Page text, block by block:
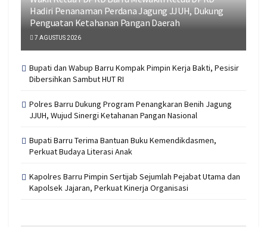
Hadiri Penanaman Perdana Jagung JJUH, Dukung
Penguatan Ketahanan Pangan Daerah
7 AGUSTUS 2026
Bupati dan Wabup Barru Kompak Pimpin Kerja Bakti, Pesisir
Dibersihkan Sambut HUT RI
Polres Barru Dukung Program Penangkaran Benih Jagung
JJUH, Wujud Sinergi Ketahanan Pangan Nasional
Bupati Barru Terima Bantuan Buku Kemendikdasmen,
Perkuat Budaya Literasi Anak
Kapolres Barru Pimpin Sertijab Sejumlah Pejabat Utama dan
Kapolsek Jajaran, Perkuat Kinerja Organisasi